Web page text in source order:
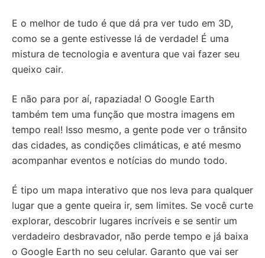
E o melhor de tudo é que dá pra ver tudo em 3D,
como se a gente estivesse lá de verdade! É uma
mistura de tecnologia e aventura que vai fazer seu
queixo cair.
E não para por aí, rapaziada! O Google Earth
também tem uma função que mostra imagens em
tempo real! Isso mesmo, a gente pode ver o trânsito
das cidades, as condições climáticas, e até mesmo
acompanhar eventos e notícias do mundo todo.
É tipo um mapa interativo que nos leva para qualquer
lugar que a gente queira ir, sem limites. Se você curte
explorar, descobrir lugares incríveis e se sentir um
verdadeiro desbravador, não perde tempo e já baixa
o Google Earth no seu celular. Garanto que vai ser